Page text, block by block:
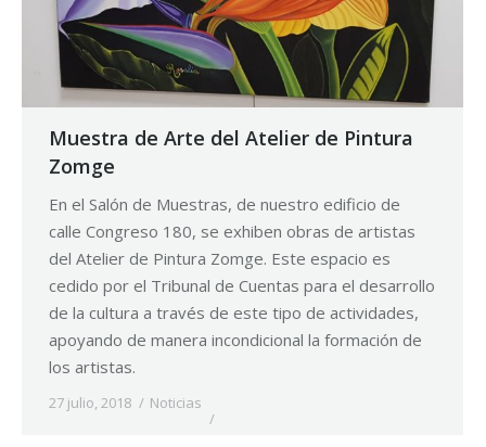
Muestra de Arte del Atelier de Pintura
Zomge
En el Salón de Muestras, de nuestro edificio de
calle Congreso 180, se exhiben obras de artistas
del Atelier de Pintura Zomge. Este espacio es
cedido por el Tribunal de Cuentas para el desarrollo
de la cultura a través de este tipo de actividades,
apoyando de manera incondicional la formación de
los artistas.
27 julio, 2018 Noticias